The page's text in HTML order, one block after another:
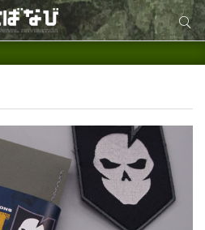
サイト内検索
サイト内検索